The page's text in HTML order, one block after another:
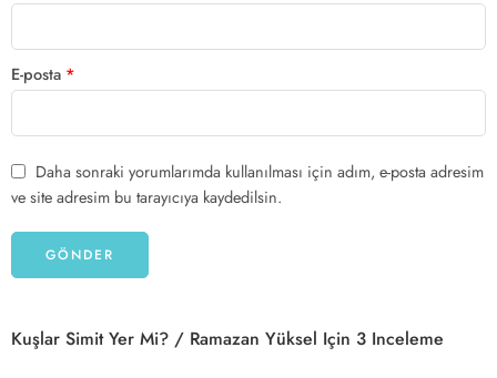
E-posta *
Daha sonraki yorumlarımda kullanılması için adım, e-posta adresim
ve site adresim bu tarayıcıya kaydedilsin.
Kuşlar Simit Yer Mi? / Ramazan Yüksel Için 3 Inceleme